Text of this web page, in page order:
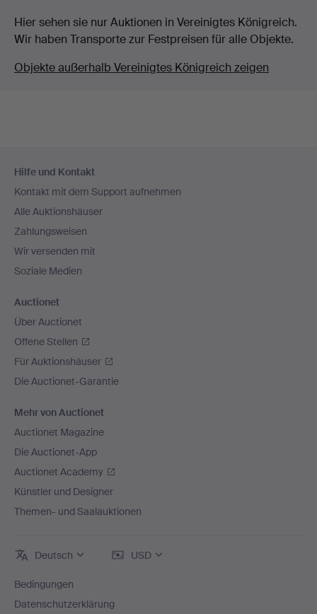
Hier sehen sie nur Auktionen in Vereinigtes Königreich.
Wir haben Transporte zur Festpreisen für alle Objekte.
Objekte außerhalb Vereinigtes Königreich zeigen
Navigation
Hilfe und Kontakt
Kontakt mit dem Support aufnehmen
Alle Auktionshäuser
Zahlungsweisen
Wir versenden mit
Soziale Medien
Auctionet
Über Auctionet
Offene Stellen
Für Auktionshäuser
Die Auctionet-Garantie
Mehr von Auctionet
Auctionet Magazine
Die Auctionet-App
Auctionet Academy
Künstler und Designer
Themen- und Saalauktionen
Deutsch USD
Bedingungen
Datenschutzerklärung